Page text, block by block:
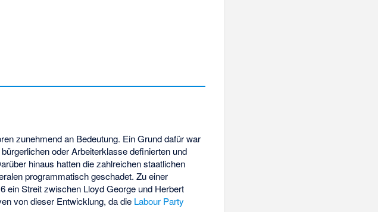
zunehmend an Bedeutung. Ein Grund dafür war
oder Arbeiterklasse definierten und
hinaus hatten die zahlreichen staatlichen
programmatisch geschadet. Zu einer
ein Streit zwischen Lloyd George und Herbert
von dieser Entwicklung, da die Labour Party